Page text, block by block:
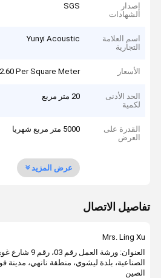
إصدار
الشهادات
SGS
اسم العلامة
التجارية
Yunyi Acoustic
الأسعار Per Square Meter
الحد الأدنى
لكمية
20 متر مربع
القدرة على
العرض
5000 متر مربع شهريا
عرض المزيد
تفاصيل الاتصال
Mrs. Ling Xu
العنوان: ورشة
الصناعية، بلدة ليشوي، منطقة نانهي، مدينة
الصين